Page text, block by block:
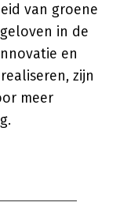
van groene
in de
en
zijn
meer